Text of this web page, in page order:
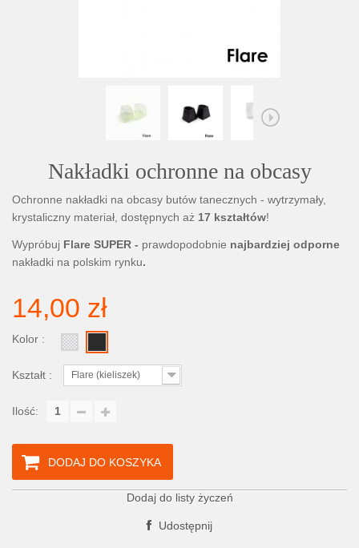
Nakładki ochronne na obcasy
Ochronne nakładki na obcasy butów tanecznych - wytrzymały,
krystaliczny materiał, dostępnych aż 17 kształtów!
Wypróbuj Flare SUPER - prawdopodobnie najbardziej odporne
nakładki na polskim rynku.
14,00 zł
Kolor :
Kształt : Flare (kieliszek)
Ilość:
DODAJ DO KOSZYKA
Dodaj do listy życzeń
Udostępnij